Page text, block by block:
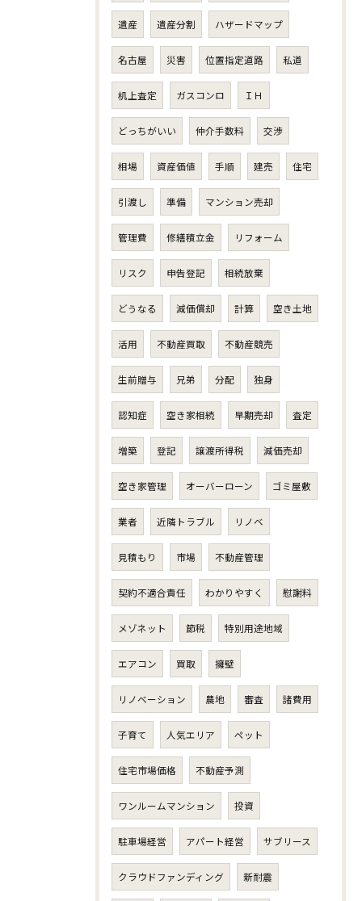
遺産 遺産分割 ハザードマップ
名古屋 災害 位置指定道路 私道
机上査定 ガスコンロ ＩＨ
どっちがいい 仲介手数料 交渉
相場 資産価値 手順 建売 住宅
引渡し 準備 マンション売却
管理費 修繕積立金 リフォーム
リスク 申告登記 相続放棄
どうなる 減価償却 計算 空き土地
活用 不動産買取 不動産競売
生前贈与 兄弟 分配 独身
認知症 空き家相続 早期売却 査定
増築 登記 譲渡所得税 減価売却
空き家管理 オーバーローン ゴミ屋敷
業者 近隣トラブル リノベ
見積もり 市場 不動産管理
契約不適合責任 わかりやすく 慰謝料
メゾネット 節税 特別用途地域
エアコン 買取 擁壁
リノベーション 農地 審査 諸費用
子育て 人気エリア ペット
住宅市場価格 不動産予測
ワンルームマンション 投資
駐車場経営 アパート経営 サブリース
クラウドファンディング 新耐震